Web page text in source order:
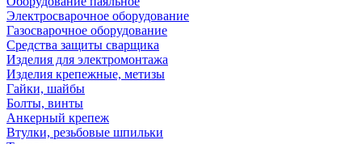
Электросварочное оборудование
Газосварочное оборудование
Средства защиты сварщика
Изделия для электромонтажа
Изделия крепежные, метизы
Гайки, шайбы
Болты, винты
Анкерный крепеж
Втулки, резьбовые шпильки